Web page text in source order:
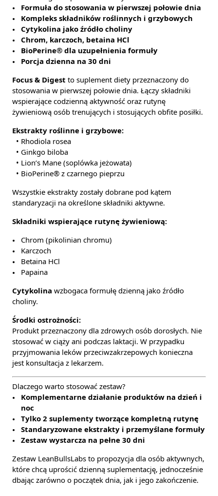
Formuła do stosowania w pierwszej połowie dnia
Kompleks składników roślinnych i grzybowych
Cytykolina jako źródło choliny
Chrom, karczoch, betaina HCl
BioPerine® dla uzupełnienia formuły
Porcja dzienna na 30 dni
Focus & Digest to suplement diety przeznaczony do
stosowania w pierwszej połowie dnia. Łączy składniki
wspierające codzienną aktywność oraz rutynę
żywieniową osób trenujących i stosujących obfite posiłki.
Ekstrakty roślinne i grzybowe:
• Rhodiola rosea
• Ginkgo biloba
• Lion’s Mane (soplówka jeżowata)
• BioPerine® z czarnego pieprzu
Wszystkie ekstrakty zostały dobrane pod kątem
standaryzacji na określone składniki aktywne.
Składniki wspierające rutynę żywieniową:
Chrom (pikolinian chromu)
Karczoch
Betaina HCl
Papaina
Cytykolina wzbogaca formułę dzienną jako źródło
choliny.
Środki ostrożności:
Produkt przeznaczony dla zdrowych osób dorosłych. Nie
stosować w ciąży ani podczas laktacji. W przypadku
przyjmowania leków przeciwzakrzepowych konieczna
jest konsultacja z lekarzem.
Dlaczego warto stosować zestaw?
Komplementarne działanie produktów na dzień i
noc
Tylko 2 suplementy tworzące kompletną rutynę
Standaryzowane ekstrakty i przemyślane formuły
Zestaw wystarcza na pełne 30 dni
Zestaw LeanBullsLabs to propozycja dla osób aktywnych,
które chcą uprościć dzienną suplementację, jednocześnie
dbając zarówno o początek dnia, jak i jego zakończenie.